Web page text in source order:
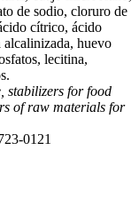
de sodio, cloruro de
cítrico, ácido
alcalinizada, huevo
lecitina,
stabilizers for food
of raw materials for
0121